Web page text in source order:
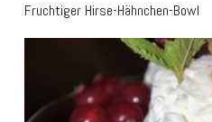
Fruchtiger Hirse-Hähnchen-Bowl
Kokos-Eis low carb